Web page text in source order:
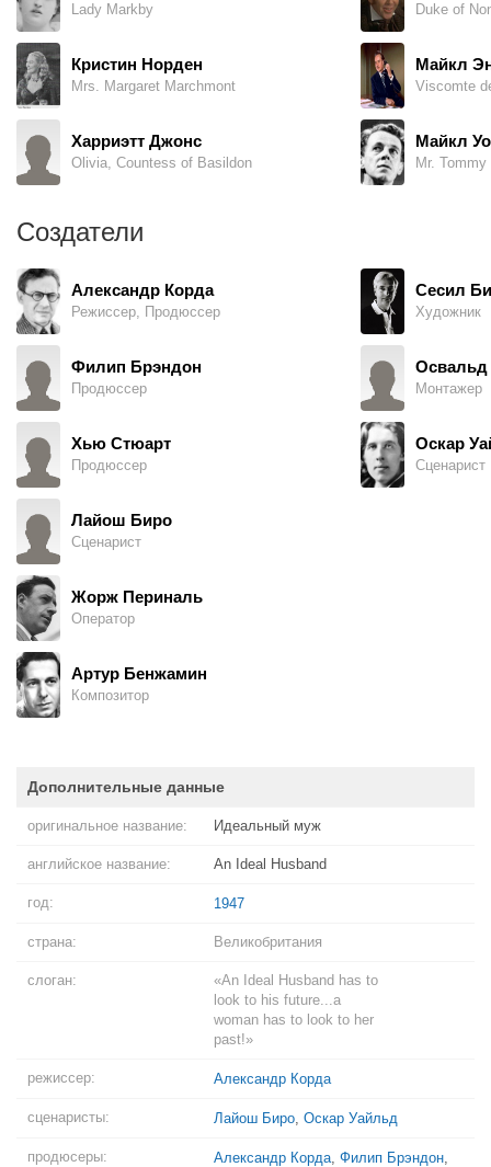
Lady Markby
Кристин Норден
Mrs. Margaret Marchmont
Харриэтт Джонс
Olivia, Countess of Basildon
Duke of
Майкл
Viscomte
Майкл
Mr. Tommy
Создатели
Александр Корда
Режиссер, Продюссер
Филип Брэндон
Продюссер
Хью Стюарт
Продюссер
Лайош Биро
Сценарист
Жорж Периналь
Оператор
Артур Бенжамин
Композитор
Сесил
Художник
Освальд
Монтажер
Оскар
Сценарист
Дополнительные данные
оригинальное название: Идеальный муж
английское название: An Ideal Husband
год: 1947
страна: Великобритания
слоган:
«An Ideal Husband has to
look to his future...a
woman has to look to her
past!»
режиссер: Александр Корда
сценаристы: Лайош Биро, Оскар Уайльд
продюсеры: Александр Корда, Филип Брэндон,